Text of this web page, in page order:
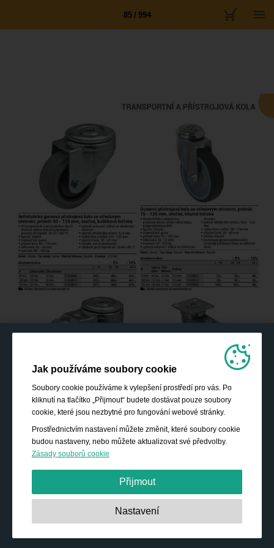
85 / 994
Jak používáme soubory cookie
Soubory cookie používáme k vylepšení prostředí pro vás. Po
kliknutí na tlačítko „Přijmout“ budete dostávat pouze soubory
cookie, které jsou nezbytné pro fungování webové stránky.
Prostřednictvím nastavení můžete změnit, které soubory cookie
budou nastaveny, nebo můžete aktualizovat své předvolby.
Zásady souborů cookie
Přijmout
Tyto soubory cookie jsou nezbytné pro
Nastavení